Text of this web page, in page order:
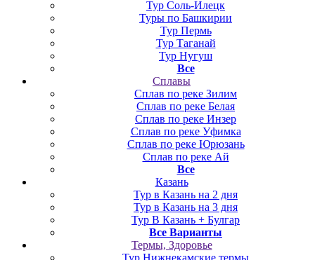
Тур Соль-Илецк
Туры по Башкирии
Тур Пермь
Тур Таганай
Тур Нугуш
Все
Сплавы
Сплав по реке Зилим
Сплав по реке Белая
Сплав по реке Инзер
Сплав по реке Уфимка
Сплав по реке Юрюзань
Сплав по реке Ай
Все
Казань
Тур в Казань на 2 дня
Тур в Казань на 3 дня
Тур В Казань + Булгар
Все Варианты
Термы, Здоровье
Тур Нижнекамские термы